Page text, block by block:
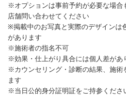
※オプションは事前予約が必要な場合
店舗問い合わせてください
※掲載中のお写真と実際のデザインは
があります
※施術者の指名不可
※効果・仕上がり具合には個人差があ
※カウンセリング・診断の結果、施術
ます
※当日公的身分証明証をご持参くださ